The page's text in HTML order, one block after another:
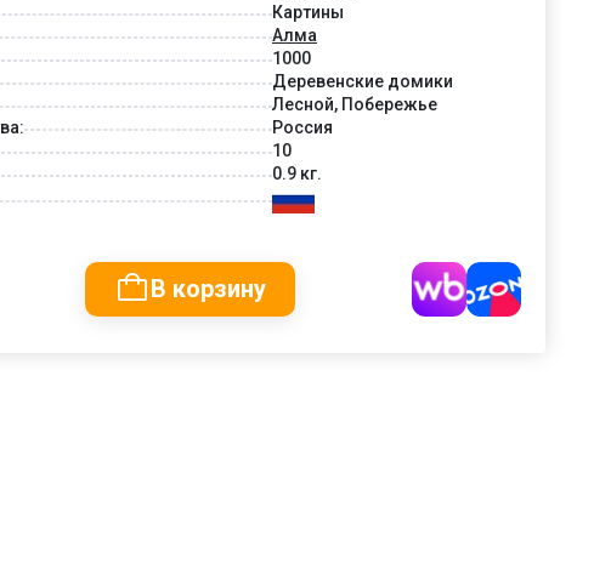
Картины
Алма
1000
Деревенские домики
Лесной, Побережье
Россия
10
0.9 кг.
В корзину